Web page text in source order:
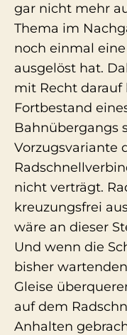
gar nicht mehr
Thema im
noch einmal
ausgelöst hat.
mit Recht darauf
Fortbestand
Bahnübergangs
Vorzugsvariante
nicht verträgt.
kreuzungsfrei
wäre an dieser
Und wenn die
bisher
Gleise
auf dem
Anhalten